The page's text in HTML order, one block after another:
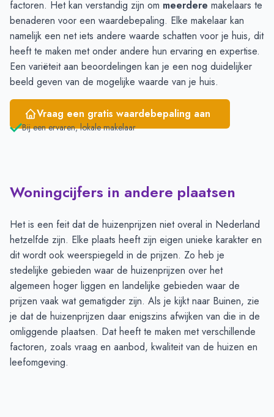
factoren. Het kan verstandig zijn om meerdere makelaars te
benaderen voor een waardebepaling. Elke makelaar kan
namelijk een net iets andere waarde schatten voor je huis, dit
heeft te maken met onder andere hun ervaring en expertise.
Een variëteit aan beoordelingen kan je een nog duidelijker
beeld geven van de mogelijke waarde van je huis.
Vraag een gratis waardebepaling aan
Bij een ervaren, lokale makelaar
Woningcijfers in andere plaatsen
Het is een feit dat de huizenprijzen niet overal in Nederland
hetzelfde zijn. Elke plaats heeft zijn eigen unieke karakter en
dit wordt ook weerspiegeld in de prijzen. Zo heb je
stedelijke gebieden waar de huizenprijzen over het
algemeen hoger liggen en landelijke gebieden waar de
prijzen vaak wat gematigder zijn. Als je kijkt naar Buinen, zie
je dat de huizenprijzen daar enigszins afwijken van die in de
omliggende plaatsen. Dat heeft te maken met verschillende
factoren, zoals vraag en aanbod, kwaliteit van de huizen en
leefomgeving.